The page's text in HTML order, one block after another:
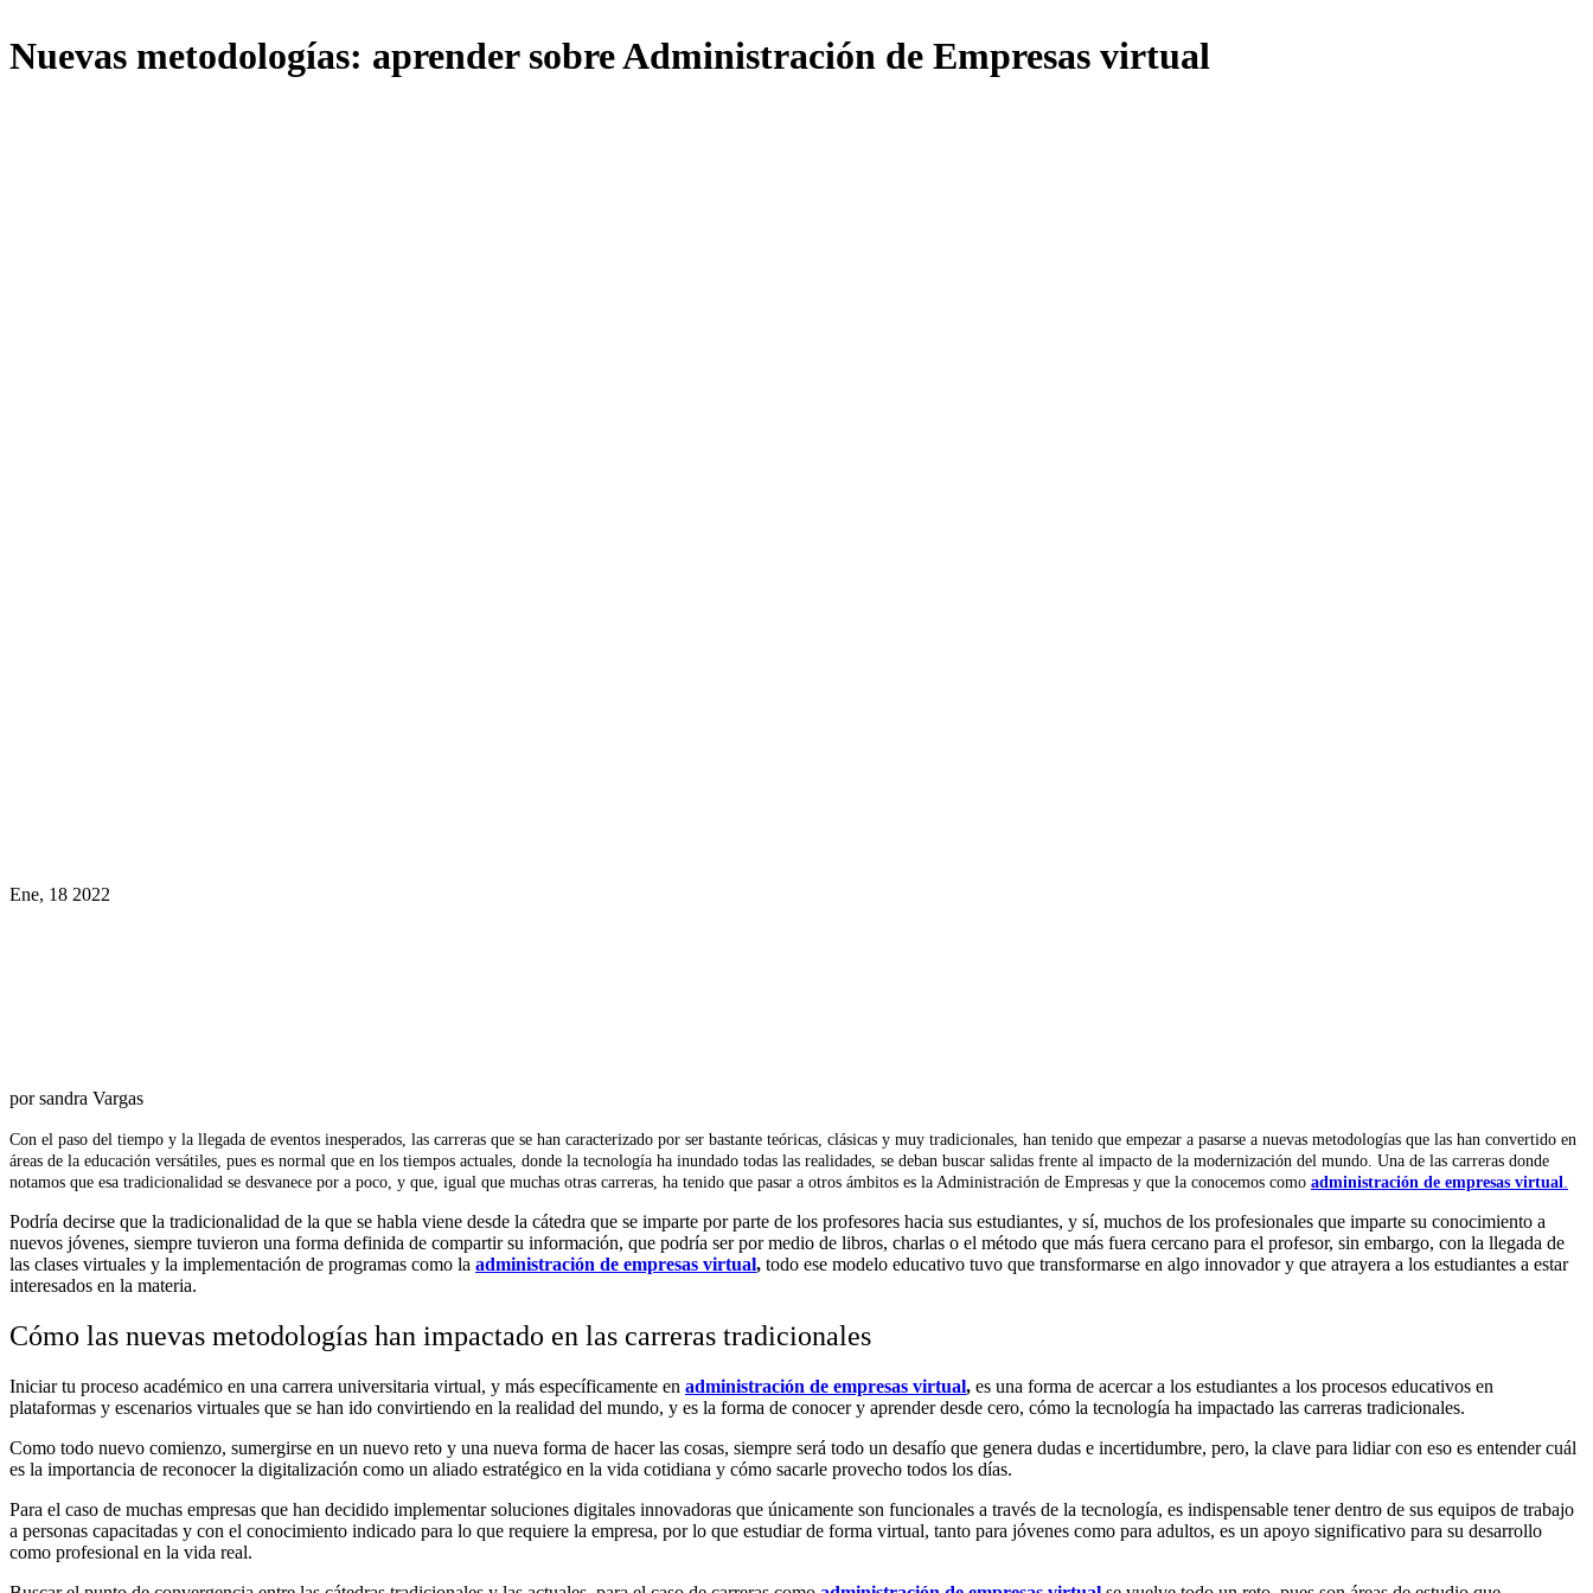
Nuevas metodologías: aprender sobre Administración de Empresas virtual
Ene, 18 2022
por sandra Vargas
Con el paso del tiempo y la llegada de eventos inesperados las carreras que se han caracterizado por ser bastante teóricas, clásicas y muy tradicionales, han tenido que empezar a pasarse a nuevas metodologías que las han convertido en
áreas de la educación versátiles, pues es normal que en los tiempos actuales, donde la tecnología ha inundado todas las realidades, se deban buscar salidas frente al impacto de la modernización del mundo. Una de las carreras donde
notamos que esa tradicionalidad se desvanece por a poco, y que, igual que muchas otras carreras, ha tenido que pasar a otros ámbitos es la Administración de Empresas y que la conocemos como administración de empresas virtual
Podría decirse que la tradicionalidad de la que se habla viene desde la cátedra que se imparte por parte de los profesores hacia sus estudiantes, y sí, muchos de los profesionales que imparte su conocimiento a
nuevos jóvenes, siempre tuvieron una forma definida de compartir su información, que podría ser por medio de libros, charlas o el método que más fuera cercano para el profesor, sin embargo, con la llegada de
las clases virtuales y la implementación de programas como la administración de empresas virtual, todo ese modelo educativo tuvo que transformarse en algo innovador y que atrayera a los estudiantes a estar
interesados en la materia.
Cómo las nuevas metodologías han impactado en las carreras tradicionales
Iniciar tu proceso académico en una carrera universitaria virtual, y más específicamente en administración de empresas virtual, es una forma de acercar a los estudiantes a los procesos educativos en
plataformas y escenarios virtuales que se han ido convirtiendo en la realidad del mundo, y es la forma de conocer y aprender desde cero, cómo la tecnología ha impactado las carreras tradicionales.
Como todo nuevo comienzo, sumergirse en un nuevo reto y una nueva forma de hacer las cosas, siempre será todo un desafío que genera dudas e incertidumbre, pero, la clave para lidiar con eso es entender cuál
es la importancia de reconocer la digitalización como un aliado estratégico en la vida cotidiana y cómo sacarle provecho todos los días.
Para el caso de muchas empresas que han decidido implementar soluciones digitales innovadoras que únicamente son funcionales a través de la tecnología, es indispensable tener dentro de sus equipos de trabajo
a personas capacitadas y con el conocimiento indicado para lo que requiere la empresa, por lo que estudiar de forma virtual, tanto para jóvenes como para adultos, es un apoyo significativo para su desarrollo
como profesional en la vida real.